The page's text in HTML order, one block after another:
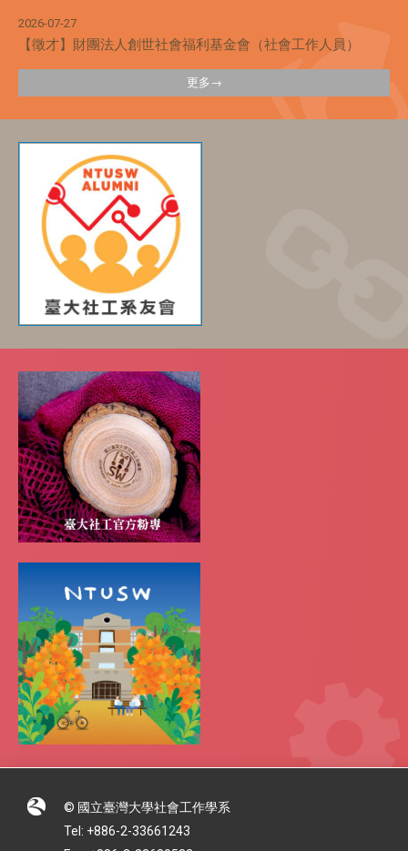
2026-07-27
【徵才】財團法人創世社會福利基金會（社會工作人員）
更多→
© 國立臺灣大學社會工作學系
Tel: +886-2-33661243